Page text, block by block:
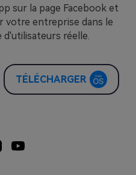
sur la page Facebook et
votre entreprise dans le
d'utilisateurs réelle.
TÉLÉCHARGER